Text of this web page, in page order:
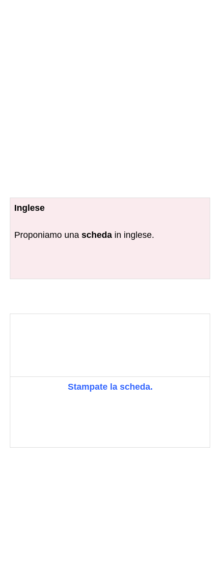
Inglese
Proponiamo una scheda in inglese.
Stampate la scheda.